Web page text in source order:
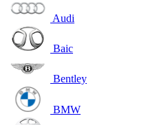
Audi
Baic
Bentley
BMW